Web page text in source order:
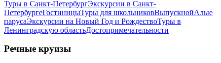
Туры в Санкт-ПетербургЭкскурсии в Санкт-
ПетербургеГостиницыТуры для школьниковВыпускнойАлые
парусаЭкскурсии на Новый Год и РождествоТуры в
Ленинградскую областьДостопримечательности
Речные круизы